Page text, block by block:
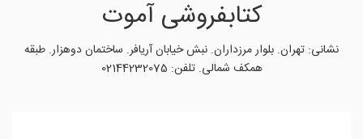
کتابفروشی آموت
نشانی: تهران. بلوار مرزداران. نبش خیابان آریافر. ساختمان دوهزار. طبقه‌
همکف شمالی. تلفن: 02144232075